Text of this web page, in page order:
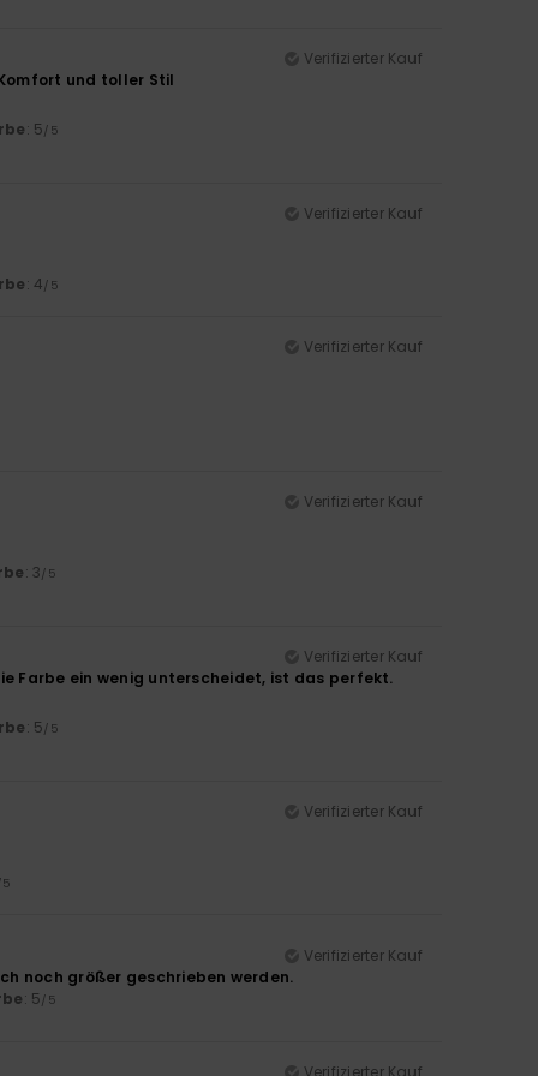
Verifizierter Kauf
und toller Stil
: 5/5
Verifizierter Kauf
: 4/5
Verifizierter Kauf
Verifizierter Kauf
: 3/5
Verifizierter Kauf
Farbe ein wenig unterscheidet, ist das perfekt.
: 5/5
Verifizierter Kauf
Verifizierter Kauf
noch größer geschrieben werden.
: 5/5